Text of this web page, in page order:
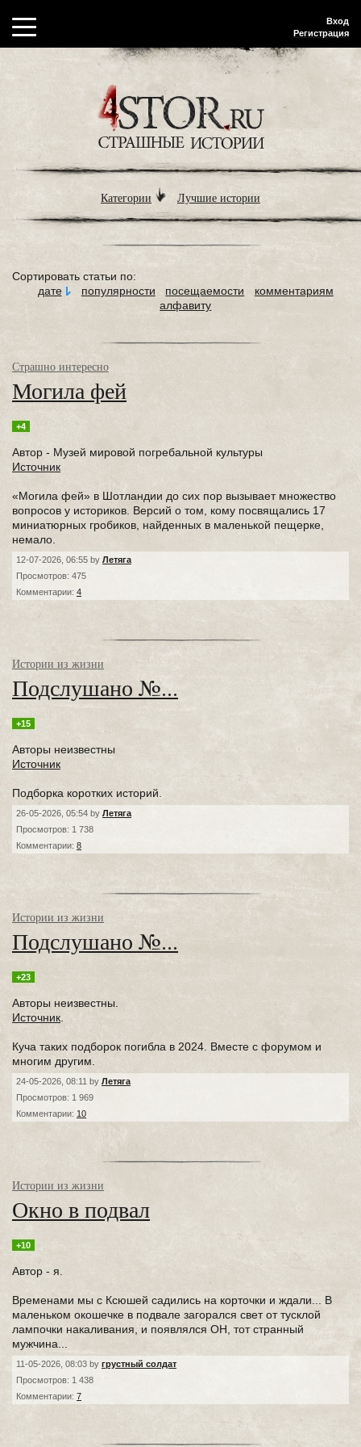
Вход
Регистрация
Категории Лучшие истории
Сортировать статьи по:
дате
популярности посещаемости
комментариям
алфавиту
Страшно интересно
Могила фей
+4
Автор - Музей мировой погребальной культуры
Источник
«Могила фей» в Шотландии до сих пор вызывает множество
вопросов у историков. Версий о том, кому посвящались 17
миниатюрных гробиков, найденных в маленькой пещерке,
немало.
12-07-2026, 06:55 by Летяга
Просмотров: 475
Комментарии: 4
Истории из жизни
Подслушано №...
+15
Авторы неизвестны
Источник
Подборка коротких историй.
26-05-2026, 05:54 by Летяга
Просмотров: 1 738
Комментарии: 8
Истории из жизни
Подслушано №...
+23
Авторы неизвестны.
Источник
Куча таких подборок погибла в 2024. Вместе с форумом и
многим другим.
24-05-2026, 08:11 by Летяга
Просмотров: 1 969
Комментарии: 10
Истории из жизни
Окно в подвал
+10
Автор - я.
Временами мы с Ксюшей садились на корточки и ждали... В
маленьком окошечке в подвале загорался свет от тусклой
лампочки накаливания, и появлялся ОН, тот странный
мужчина...
11-05-2026, 08:03 by грустный солдат
Просмотров: 1 438
Комментарии: 7